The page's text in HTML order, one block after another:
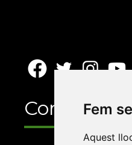
Fem
Aquest
Contacte